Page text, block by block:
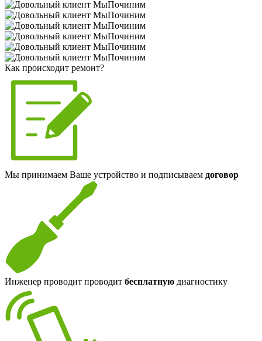
Как происходит ремонт?
Мы принимаем Ваше устройство и подписываем договор
Инженер проводит проводит бесплатную диагностику